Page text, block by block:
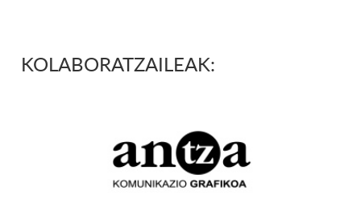
KOLABORATZAILEAK: